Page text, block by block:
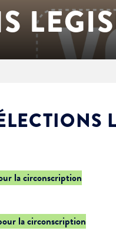
la circonscription
la circonscription